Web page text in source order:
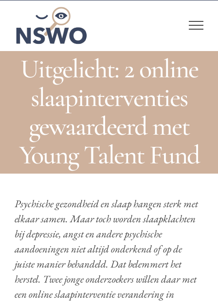
content
Uitgelicht: 2 online
slaapinterventies
gewaardeerd met
Young Talent Fund
Psychische gezondheid en slaap hangen sterk met
elkaar samen. Maar toch worden slaapklachten
bij depressie, angst en andere psychische
aandoeningen niet altijd onderkend of op de
juiste manier behandeld. Dat belemmert het
herstel. Twee jonge onderzoekers willen daar met
een online slaapinterventie verandering in